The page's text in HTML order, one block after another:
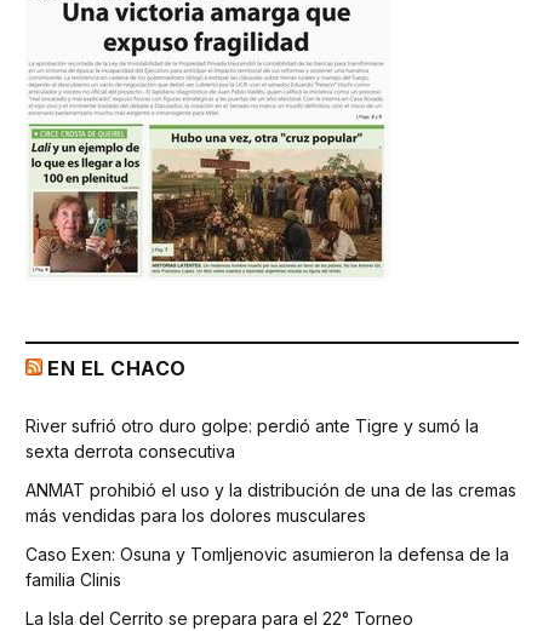
EN EL CHACO
River sufrió otro duro golpe: perdió ante Tigre y sumó la
sexta derrota consecutiva
ANMAT prohibió el uso y la distribución de una de las cremas
más vendidas para los dolores musculares
Caso Exen: Osuna y Tomljenovic asumieron la defensa de la
familia Clinis
La Isla del Cerrito se prepara para el 22° Torneo